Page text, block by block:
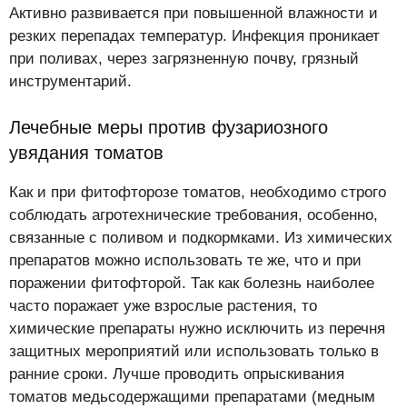
Активно развивается при повышенной влажности и
резких перепадах температур. Инфекция проникает
при поливах, через загрязненную почву, грязный
инструментарий.
Лечебные меры против фузариозного
увядания томатов
Как и при фитофторозе томатов, необходимо строго
соблюдать агротехнические требования, особенно,
связанные с поливом и подкормками. Из химических
препаратов можно использовать те же, что и при
поражении фитофторой. Так как болезнь наиболее
часто поражает уже взрослые растения, то
химические препараты нужно исключить из перечня
защитных мероприятий или использовать только в
ранние сроки. Лучше проводить опрыскивания
томатов медьсодержащими препаратами (медным